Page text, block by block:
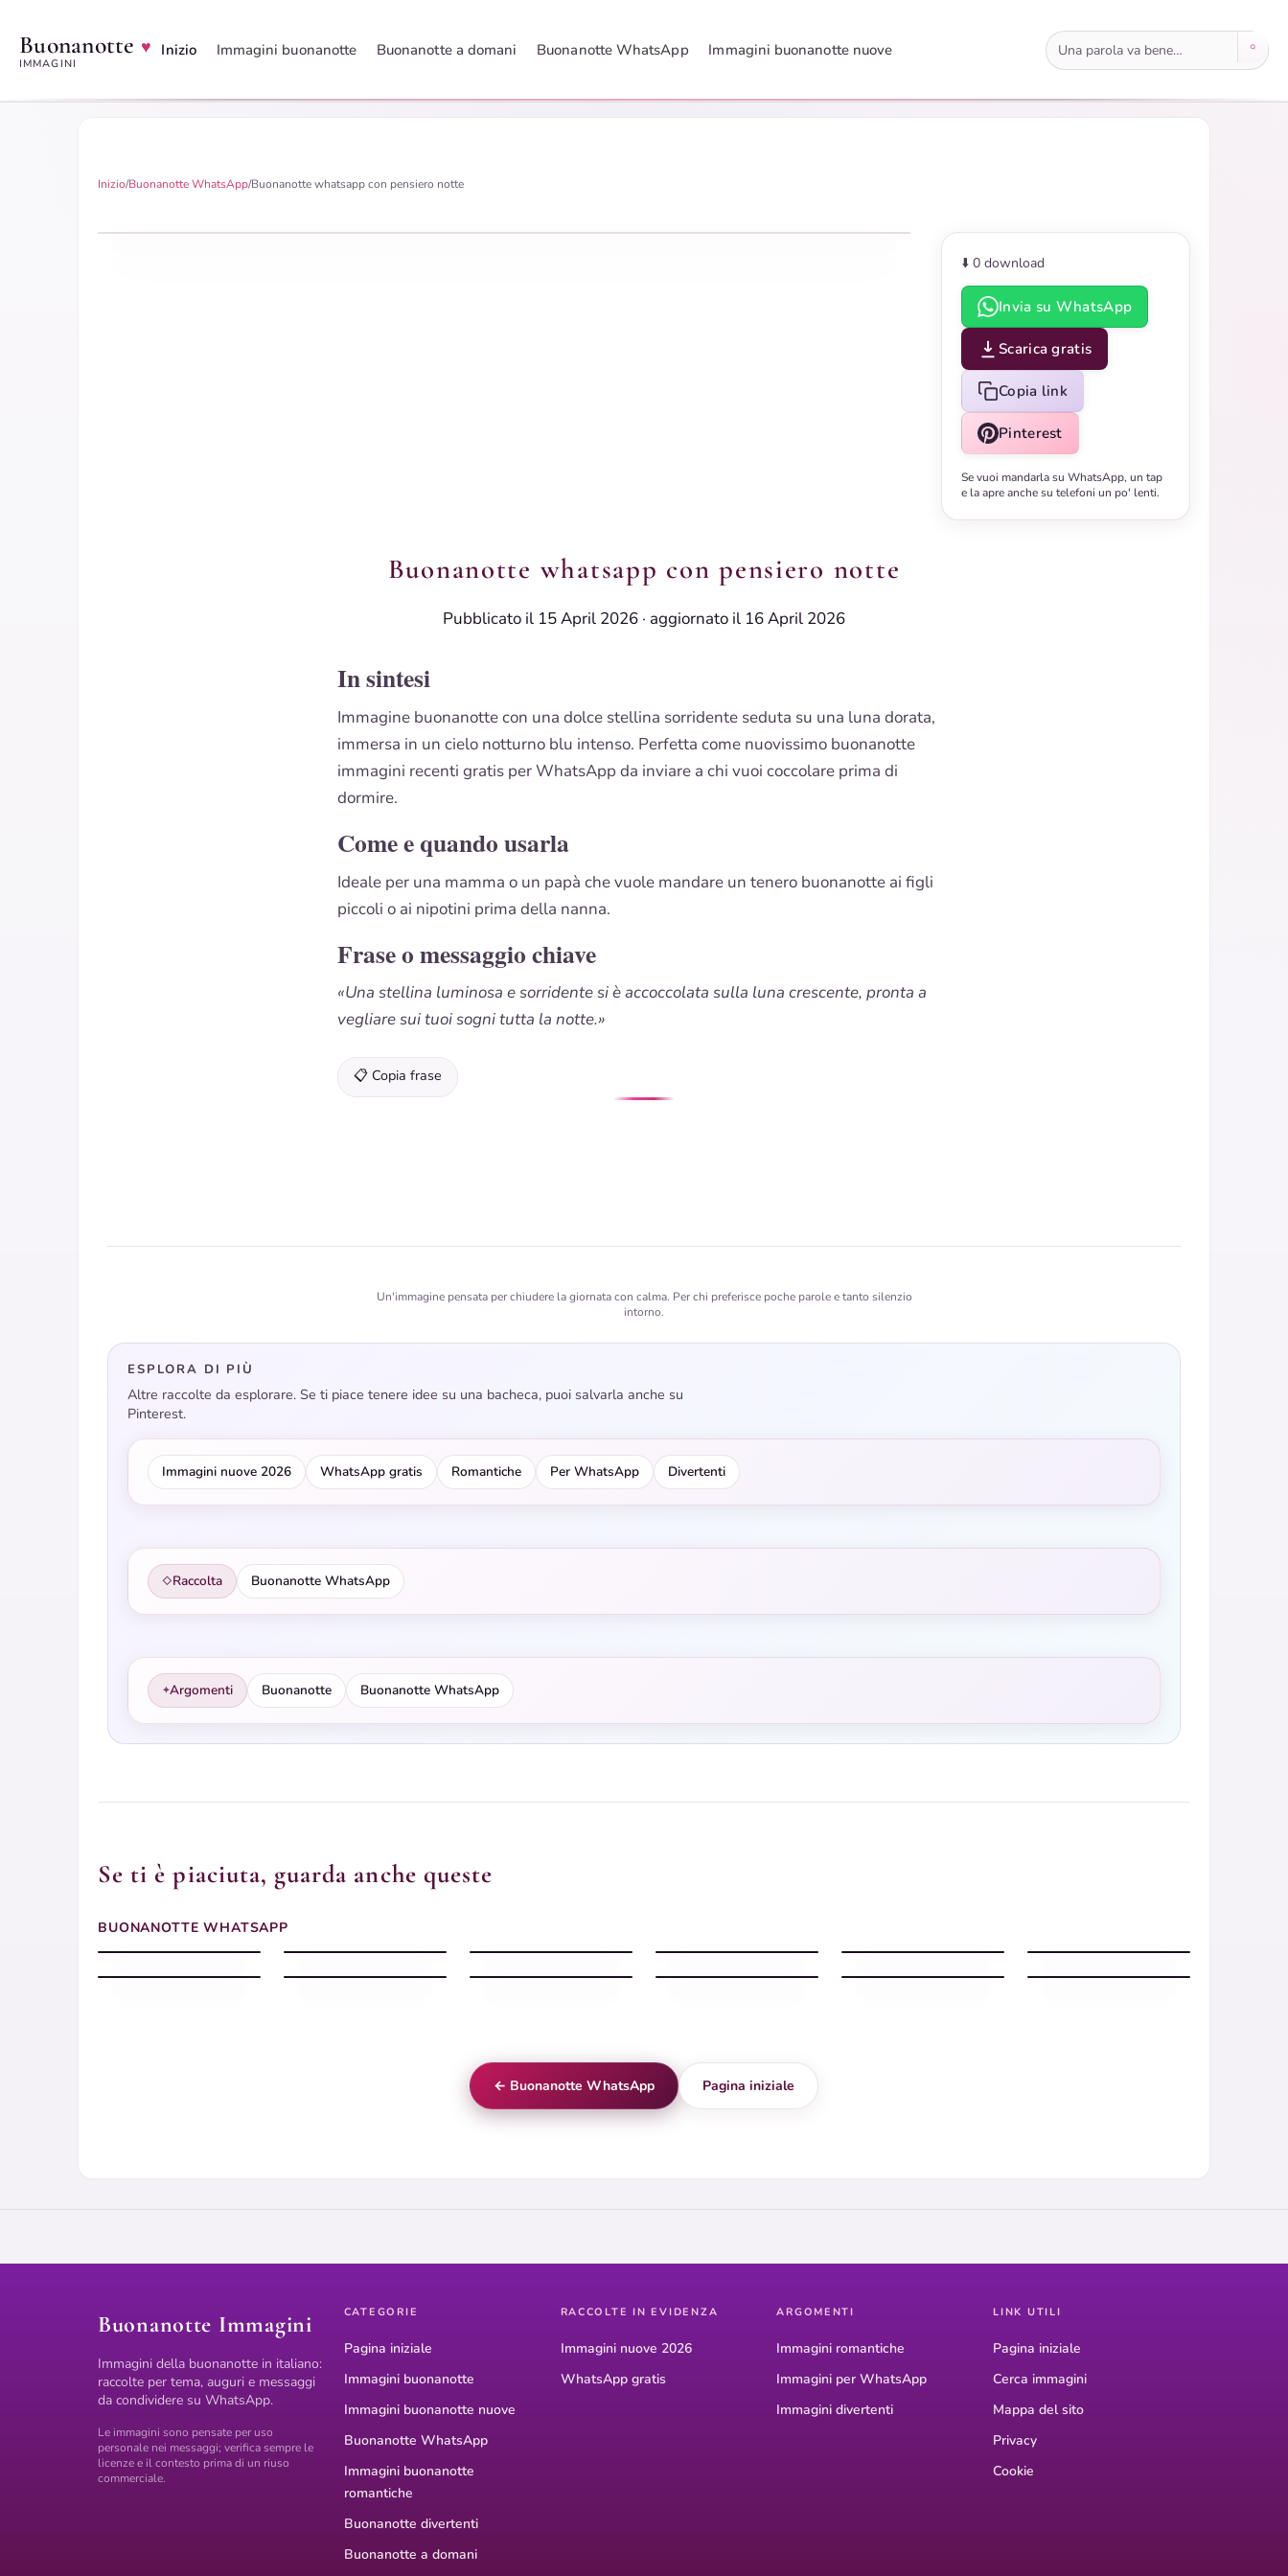
Buonanotte ♥
IMMAGINI
Inizio Immagini buonanotte Buonanotte a domani Buonanotte WhatsApp Immagini buonanotte nuove Cerca immagini
Inizio/Buonanotte WhatsApp/Buonanotte whatsapp con pensiero notte
⬇️ 0 download
Invia su WhatsApp
Scarica gratis
Copia link
Pinterest
Se vuoi mandarla su WhatsApp, un tap
e la apre anche su telefoni un po' lenti.
Buonanotte whatsapp con pensiero notte
Pubblicato il 15 April 2026 · aggiornato il 16 April 2026
In sintesi
Immagine buonanotte con una dolce stellina sorridente seduta su una luna dorata,
immersa in un cielo notturno blu intenso. Perfetta come nuovissimo buonanotte
immagini recenti gratis per WhatsApp da inviare a chi vuoi coccolare prima di
dormire.
Come e quando usarla
Ideale per una mamma o un papà che vuole mandare un tenero buonanotte ai figli
piccoli o ai nipotini prima della nanna.
Frase o messaggio chiave
«Una stellina luminosa e sorridente si è accoccolata sulla luna crescente, pronta a
vegliare sui tuoi sogni tutta la notte.»
📋 Copia frase
Un'immagine pensata per chiudere la giornata con calma. Per chi preferisce poche parole e tanto silenzio
intorno.
ESPLORA DI PIÙ
Altre raccolte da esplorare. Se ti piace tenere idee su una bacheca, puoi salvarla anche su
Pinterest.
Immagini nuove 2026 WhatsApp gratis Romantiche Per WhatsApp Divertenti
◇Raccolta Buonanotte WhatsApp
✦Argomenti Buonanotte Buonanotte WhatsApp
Se ti è piaciuta, guarda anche queste
BUONANOTTE WHATSAPP
con augurio whatsapp
con messaggio dolce
whatsapp
con ciottoli serali
con sera messaggio
pronta per WhatsApp
con dolce whatsapp
← Buonanotte WhatsApp Pagina iniziale
Buonanotte Immagini
Immagini della buonanotte in italiano:
raccolte per tema, auguri e messaggi
da condividere su WhatsApp.
Le immagini sono pensate per uso
personale nei messaggi; verifica sempre le
licenze e il contesto prima di un riuso
commerciale.
CATEGORIE
Pagina iniziale
Immagini buonanotte
Immagini buonanotte nuove
Buonanotte WhatsApp
Immagini buonanotte
romantiche
Buonanotte divertenti
Buonanotte a domani
RACCOLTE IN EVIDENZA
Immagini nuove 2026
WhatsApp gratis
ARGOMENTI
Immagini romantiche
Immagini per WhatsApp
Immagini divertenti
LINK UTILI
Pagina iniziale
Cerca immagini
Mappa del sito
Privacy
Cookie